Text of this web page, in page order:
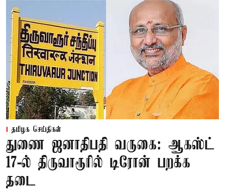
தமிழக செய்திகள்
துணை ஜனாதிபதி வருகை: ஆகஸ்ட்
17-ல் திருவாரூரில் டிரோன் பறக்க
தடை